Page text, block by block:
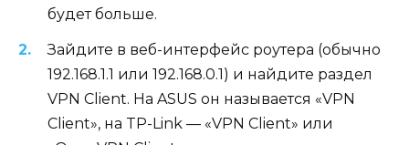
будет больше.
Зайдите в веб-интерфейс роутера (обычно
192.168.1.1 или 192.168.0.1) и найдите раздел
VPN Client. На ASUS он называется «VPN
Client», на TP-Link — «VPN Client» или